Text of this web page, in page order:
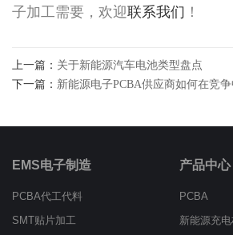
子加工需要，欢迎联系我们 ！
上一篇： 关于新能源汽车电池类型盘点
下一篇： 新能源电子PCBA供应商如何在竞
EMS电子制造
PCBA代工代料
SMT贴片加工
产品中心
PCBA
新能源充电